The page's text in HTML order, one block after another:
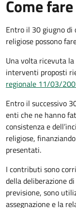
Come fare
Entro il 30 giugno di
religiose possono
Una volta ricevuta
interventi proposti
regionale 11/03/
Entro il successivo
enti che ne hanno
consistenza e
religiose,
presentati.
I contributi sono
della deliberazione
previsione, sono
assegnazione e la